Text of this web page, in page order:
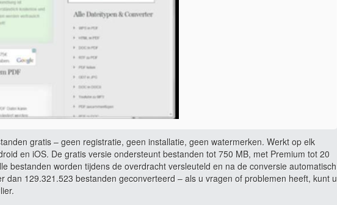
gratis – geen registratie, geen installatie, geen watermerken. Werkt op elk
en iOS. De gratis versie ondersteunt bestanden tot 750 MB, met Premium tot 20
bestanden worden tijdens de overdracht versleuteld en na de conversie automatisch
dan 129.321.523 bestanden geconverteerd – als u vragen of problemen heeft, kunt u